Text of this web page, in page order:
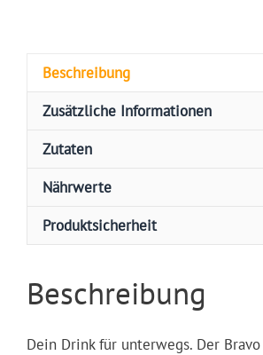
Beschreibung
Zusätzliche Informationen
Zutaten
Nährwerte
Produktsicherheit
Beschreibung
Dein Drink für unterwegs. Der